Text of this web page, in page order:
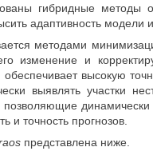
гибридные
адаптивность
методами
изменение и
высокую
выявлять участки
и точность прогнозов.
представлена ниже.